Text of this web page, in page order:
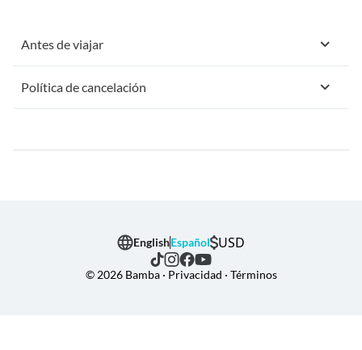
Antes de viajar
Política de cancelación
© 2026 Bamba · Privacidad · Términos
EnglishEspañol USD